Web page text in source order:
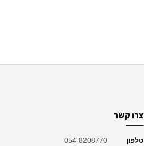
צרו קשר
טלפון
054-8208770